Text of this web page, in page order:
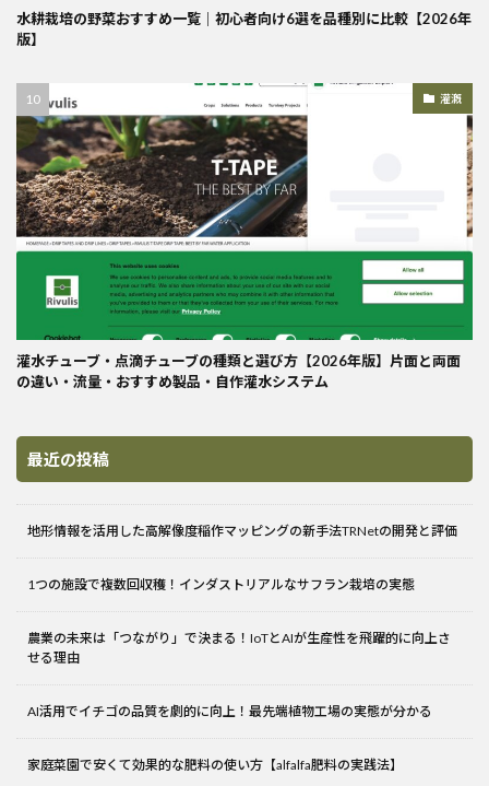
水耕栽培の野菜おすすめ一覧｜初心者向け6選を品種別に比較【2026年
版】
灌漑
灌水チューブ・点滴チューブの種類と選び方【2026年版】片面と両面
の違い・流量・おすすめ製品・自作灌水システム
最近の投稿
地形情報を活用した高解像度稲作マッピングの新手法TRNetの開発と評価
1つの施設で複数回収穫！インダストリアルなサフラン栽培の実態
農業の未来は「つながり」で決まる！IoTとAIが生産性を飛躍的に向上さ
せる理由
AI活用でイチゴの品質を劇的に向上！最先端植物工場の実態が分かる
家庭菜園で安くて効果的な肥料の使い方【alfalfa肥料の実践法】